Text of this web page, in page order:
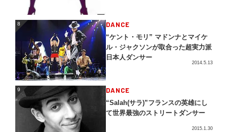
8 DANCE
“ケント・モリ” マドンナとマイケ
ル・ジャクソンが取合った超実力派
日本人ダンサー
2014.5.13
9 DANCE
“Salah(サラ)”フランスの英雄にし
て世界最強のストリートダンサー
2015.1.30